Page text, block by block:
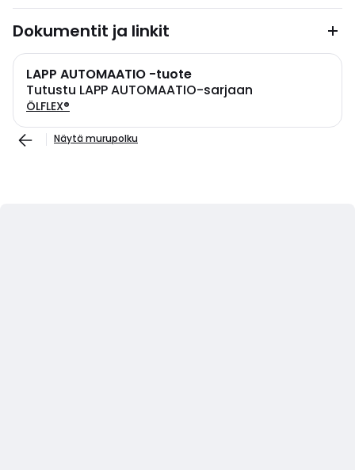
Dokumentit ja linkit
LAPP AUTOMAATIO -tuote
Tutustu LAPP AUTOMAATIO-sarjaan
ÖLFLEX®
Näytä murupolku